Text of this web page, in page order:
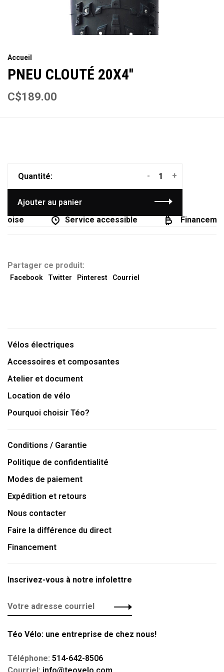
Accueil
PNEU CLOUTÉ 20X4''
C$189.00
Quantité: +
-
Ajouter au panier
Service accessible
Partager ce produit:
Facebook Twitter Pinterest Courriel
Vélos électriques
Accessoires et composantes
Atelier et document
Location de vélo
Pourquoi choisir Téo?
Conditions / Garantie
Politique de confidentialité
Modes de paiement
Expédition et retours
Nous contacter
Faire la différence du direct
Financement
Inscrivez-vous à notre infolettre
Téo Vélo: une entreprise de chez nous!
Téléphone: 514-642-8506